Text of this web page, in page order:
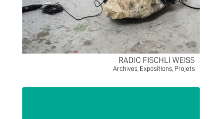
RADIO FISCHLI WEISS
Archives, Expositions, Projets